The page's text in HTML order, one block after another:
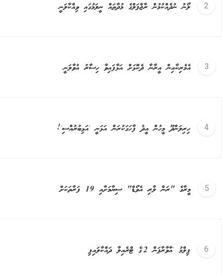
ލޯނު ނުދެއްކުމުން ރާޖްޕަލްގެ މުދާތައް ނީލަމުގައި ވިއްކާލަނީ
އެމެރިކާއިން އީރާނާ ދެކޮޅަށް އަޅާފައިވާ ހިސާރު އުވާލަނީ
ހިރިލަންދޫ މީހުން އީދު ފާހަގަކުރަން އަޅަނީ 'އަޅިބުރުއްސި'!
މީރާގެ "ރަން ލާރި އެވޯޑް" ސިޔާމަށާއި 19 ފަރާތަކަށް
ފިލްމު 'އާވާރާޕަން 2'ގެ ޓްރެއިލާ ދައްކާލައިފި